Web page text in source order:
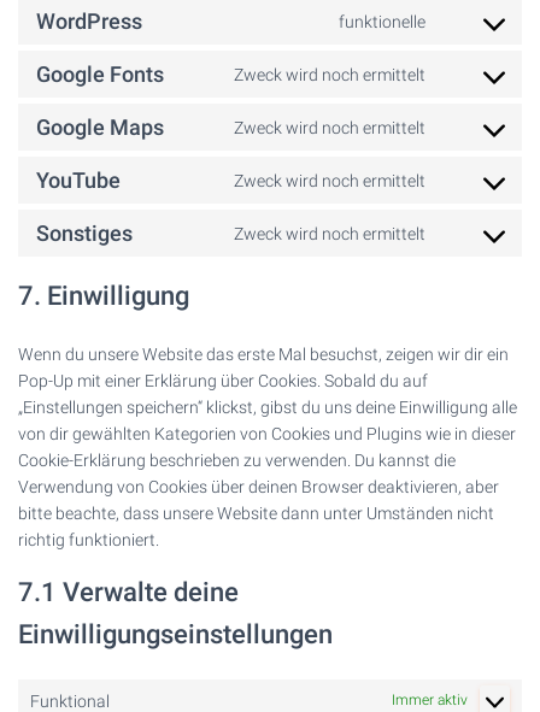
WordPress funktionelle
Consent
service
Google Fonts Zweck wird noch ermittelt
Consent
service
Google Maps Zweck wird noch ermittelt
Consent
service
YouTube Zweck wird noch ermittelt
Consent
service
Sonstiges Zweck wird noch ermittelt
Consent
7. Einwilligung
Wenn du unsere Website das erste Mal besuchst, zeigen wir dir ein
Pop-Up mit einer Erklärung über Cookies. Sobald du auf
„Einstellungen speichern“ klickst, gibst du uns deine Einwilligung alle
von dir gewählten Kategorien von Cookies und Plugins wie in dieser
Cookie-Erklärung beschrieben zu verwenden. Du kannst die
Verwendung von Cookies über deinen Browser deaktivieren, aber
bitte beachte, dass unsere Website dann unter Umständen nicht
richtig funktioniert.
7.1 Verwalte deine
Einwilligungseinstellungen
Funktional Immer aktiv